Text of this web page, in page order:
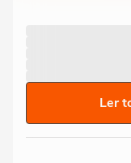
Ler